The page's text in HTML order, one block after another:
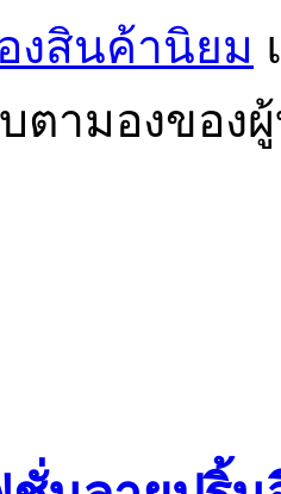
งสินค้านิยม
ตามองขอ